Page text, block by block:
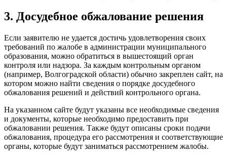
3. Досудебное обжалование решения
Если заявителю не удается достичь удовлетворения своих
требований по жалобе в администрации муниципального
образования, можно обратиться в вышестоящий орган
контроля или надзора. За каждым контрольным органом
(например, Волгоградской области) обычно закреплен сайт, на
котором можно найти сведения о порядке досудебного
обжалования решений и действий контрольного органа.
На указанном сайте будут указаны все необходимые сведения
и документы, которые необходимо предоставить при
обжаловании решения. Также будут описаны сроки подачи
обжалования, процедура его рассмотрения и соответствующие
органы, которые будут заниматься рассмотрением жалобы.